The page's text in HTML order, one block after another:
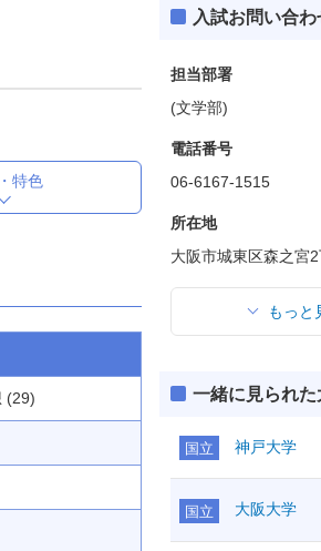
特色
(29)
入試お問い合わ
担当部署
(文学部)
電話番号
06-6167-1515
所在地
大阪市城東区森之宮
もっと
一緒に見られた
国立 神戸大学
国立 大阪大学